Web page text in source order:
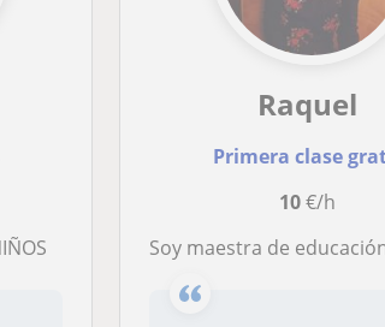
Raquel
Primera clase
10€/h
Soy maestra de educación infantil, especializada en edades de 0 a 6 años, podría dar clase a